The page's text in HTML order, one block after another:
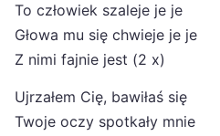
To człowiek szaleje je je
Głowa mu się chwieje je je
Z nimi fajnie jest (2 x)
Ujrzałem Cię, bawiłaś się
Twoje oczy spotkały mnie